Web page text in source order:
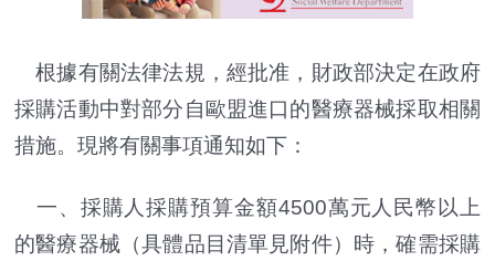
根據有關法律法規，經批准，財政部決定在政府
採購活動中對部分自歐盟進口的醫療器械採取相關
措施。現將有關事項通知如下：
一、採購人採購預算金額4500萬元人民幣以上
的醫療器械（具體品目清單見附件）時，確需採購